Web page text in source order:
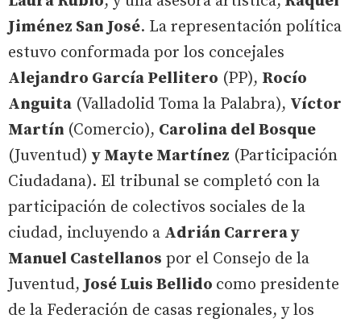
Jiménez San José. La representación política
estuvo conformada por los concejales
Alejandro García Pellitero (PP), Rocío
Anguita (Valladolid Toma la Palabra), Víctor
Martín (Comercio), Carolina del Bosque
(Juventud) y Mayte Martínez (Participación
Ciudadana). El tribunal se completó con la
participación de colectivos sociales de la
ciudad, incluyendo a Adrián Carrera y
Manuel Castellanos por el Consejo de la
Juventud, José Luis Bellido como presidente
de la Federación de casas regionales, y los